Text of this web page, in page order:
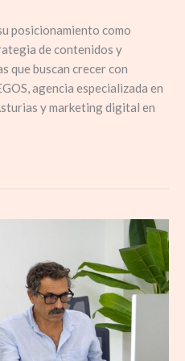
posicionamiento como
de contenidos y
que buscan crecer con
agencia especializada en
y marketing digital en